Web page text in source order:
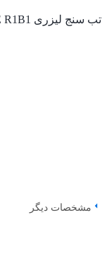
تب سنج لیزری BBLOVE R1B1
مشخصات دیگر